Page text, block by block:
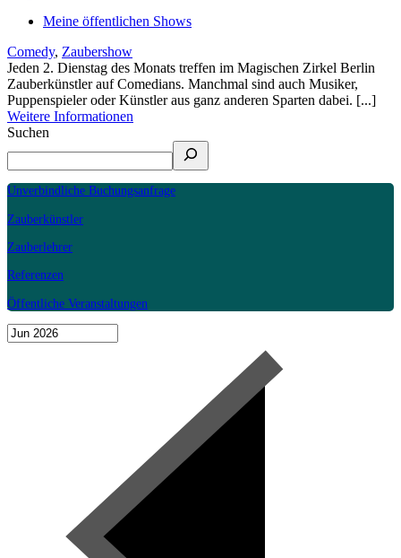
Meine öffentlichen Shows
Comedy, Zaubershow
Jeden 2. Dienstag des Monats treffen im Magischen Zirkel Berlin
Zauberkünstler auf Comedians. Manchmal sind auch Musiker,
Puppenspieler oder Künstler aus ganz anderen Sparten dabei. [...]
Weitere Informationen
Suchen
Unverbindliche Buchungsanfrage
Zauberkünstler
Zauberlehrer
Referenzen
Öffentliche Veranstaltungen